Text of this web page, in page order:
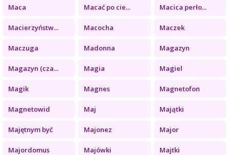
Maca Macać po cie... Macica perło...
Macierzyństw... Macocha Maczek
Maczuga Madonna Magazyn
Magazyn (cza... Magia Magiel
Magik Magnes Magnetofon
Magnetowid Maj Majątki
Majętnym być Majonez Major
Majordomus Majówki Majtki